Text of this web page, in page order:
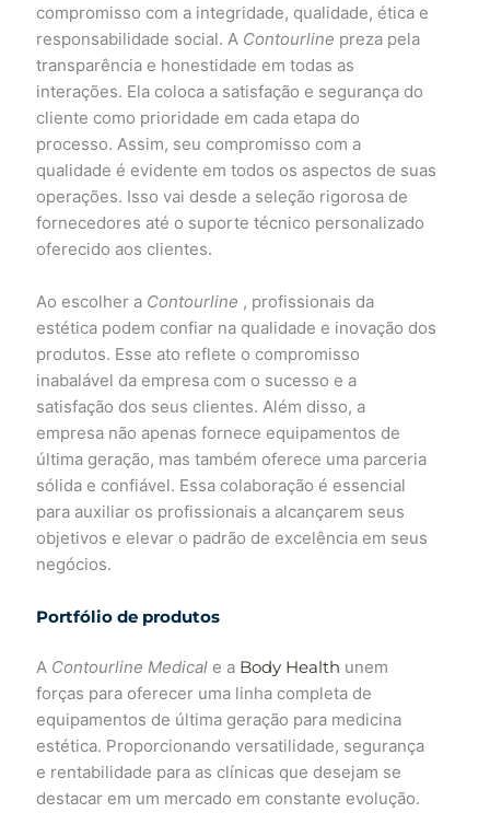
compromisso com a integridade, qualidade, ética e
responsabilidade social. A Contourline preza pela
transparência e honestidade em todas as
interações. Ela coloca a satisfação e segurança do
cliente como prioridade em cada etapa do
processo. Assim, seu compromisso com a
qualidade é evidente em todos os aspectos de suas
operações. Isso vai desde a seleção rigorosa de
fornecedores até o suporte técnico personalizado
oferecido aos clientes.
Ao escolher a Contourline , profissionais da
estética podem confiar na qualidade e inovação dos
produtos. Esse ato reflete o compromisso
inabalável da empresa com o sucesso e a
satisfação dos seus clientes. Além disso, a
empresa não apenas fornece equipamentos de
última geração, mas também oferece uma parceria
sólida e confiável. Essa colaboração é essencial
para auxiliar os profissionais a alcançarem seus
objetivos e elevar o padrão de excelência em seus
negócios.
Portfólio de produtos
A Contourline Medical e a Body Health unem
forças para oferecer uma linha completa de
equipamentos de última geração para medicina
estética. Proporcionando versatilidade, segurança
e rentabilidade para as clínicas que desejam se
destacar em um mercado em constante evolução.